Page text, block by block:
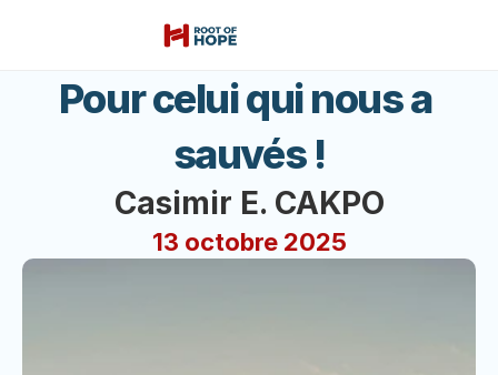
Pour celui qui nous a
sauvés !
Casimir E. CAKPO
13 octobre 2025